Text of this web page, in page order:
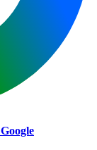
Google